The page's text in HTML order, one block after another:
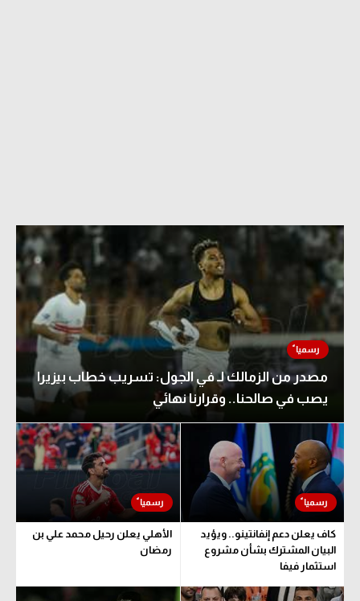
مصدر من الزمالك لـ في الجول: تسريب خطاب بيزيرا
يصب في صالحنا.. وقرارنا نهائي
كاف يعلن دعم إنفانتينو.. ويؤيد
البيان المشترك بشأن مشروع
استثمار فيفا
الأهلي يعلن رحيل محمد علي بن
رمضان